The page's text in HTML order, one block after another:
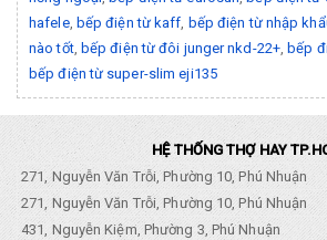
hafele, bếp điện từ kaff, bếp điện từ nhập
nào tốt, bếp điện từ đôi junger nkd-22+, bếp
bếp điện từ super-slim eji135
HỆ THỐNG THỢ HAY
271, Nguyễn Văn Trỗi, Phường 10, Phú Nhuận
271, Nguyễn Văn Trỗi, Phường 10, Phú Nhuận
431, Nguyễn Kiệm, Phường 3, Phú Nhuận